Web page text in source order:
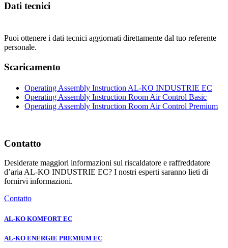
Dati tecnici
Puoi ottenere i dati tecnici aggiornati direttamente dal tuo referente
personale.
Scaricamento
Operating Assembly Instruction AL-KO INDUSTRIE EC
Operating Assembly Instruction Room Air Control Basic
Operating Assembly Instruction Room Air Control Premium
Contatto
Desiderate maggiori informazioni sul riscaldatore e raffreddatore
d’aria AL-KO INDUSTRIE EC? I nostri esperti saranno lieti di
fornirvi informazioni.
Contatto
AL-KO KOMFORT EC
AL-KO ENERGIE PREMIUM EC